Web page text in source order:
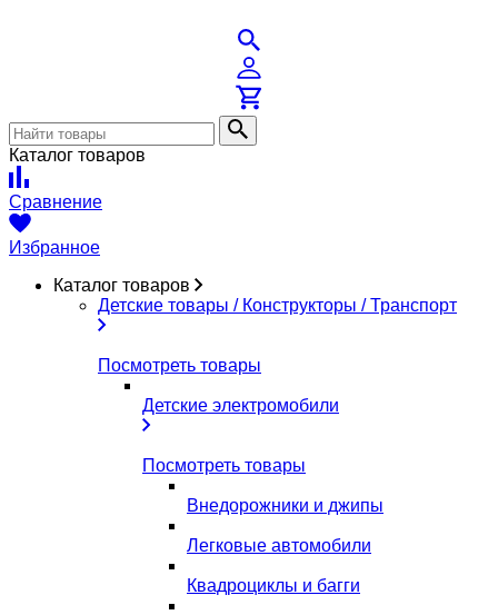
Каталог товаров
Сравнение
Избранное
Каталог товаров
Детские товары / Конструкторы / Транспорт
Посмотреть товары
Детские электромобили
Посмотреть товары
Внедорожники и джипы
Легковые автомобили
Квадроциклы и багги